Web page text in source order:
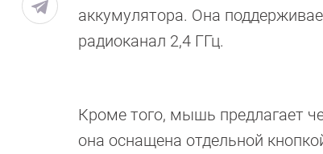
аккумулятора. Она
радиоканал 2,4 ГГц.
Кроме того, мышь предлагает
она оснащена отдельной